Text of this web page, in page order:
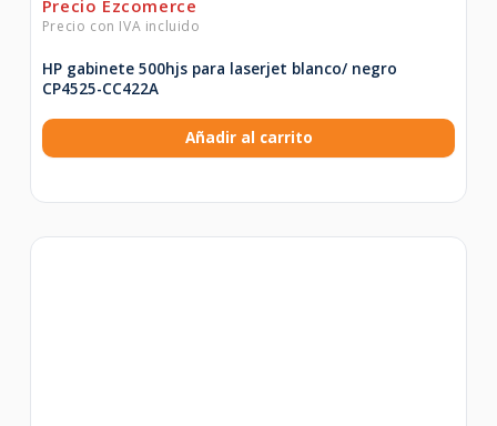
HP gabinete 500hjs para laserjet blanco/ negro
CP4525-CC422A
Añadir al carrito